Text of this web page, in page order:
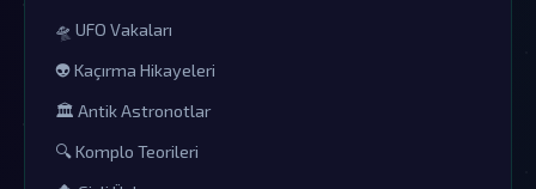
🛸 UFO Vakaları
👽 Kaçırma Hikayeleri
🏛️ Antik Astronotlar
🔍 Komplo Teorileri